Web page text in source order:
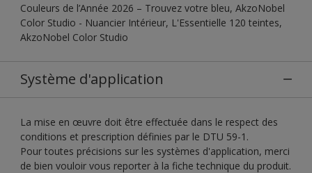
Couleurs de l’Année 2026 – Trouvez votre bleu, AkzoNobel
Color Studio - Nuancier Intérieur, L'Essentielle 120 teintes,
AkzoNobel Color Studio
Système d'application
La mise en œuvre doit être effectuée dans le respect des
conditions et prescription définies par le DTU 59-1.
Pour toutes précisions sur les systèmes d'application, merci
de bien vouloir vous reporter à la fiche technique du produit.